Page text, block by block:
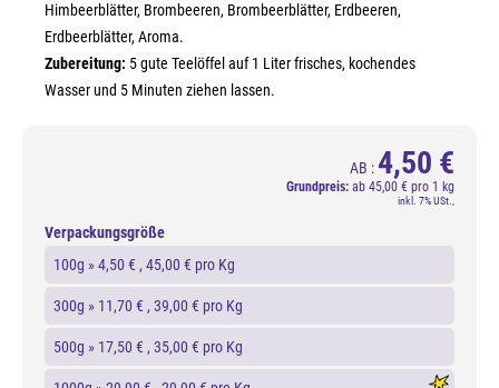
Himbeerblätter, Brombeeren, Brombeerblätter, Erdbeeren,
Erdbeerblätter, Aroma.
Zubereitung: 5 gute Teelöffel auf 1 Liter frisches, kochendes
Wasser und 5 Minuten ziehen lassen.
AB : 4,50 €
Grundpreis: ab 45,00 € pro 1 kg
inkl. 7% USt.,
Verpackungsgröße
100g »4,50 € , 45,00 € pro Kg
300g » 11,70 € , 39,00 € pro Kg
500g » 17,50 € , 35,00 € pro Kg